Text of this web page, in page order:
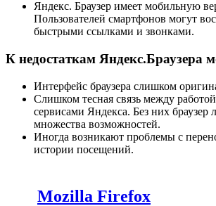
Яндекс. Браузер имеет мобильную
Пользователей смартфонов могут
быстрыми ссылками и звонками.
К недостаткам Яндекс.Браузера
Интерфейс браузера слишком
Слишком тесная связь между работой
сервисами Яндекса. Без них браузер
множества возможностей.
Иногда возникают проблемы с
истории посещений.
Mozilla Firefox